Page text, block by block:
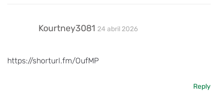
Kourtney3081 24 abril 2026
https://shorturl.fm/OufMP
Reply